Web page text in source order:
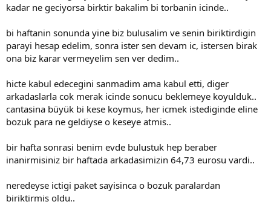
kadar ne geciyorsa birktir bakalim bi torbanin icinde..
bi haftanin sonunda yine biz bulusalim ve senin biriktirdigin
parayi hesap edelim, sonra ister sen devam ic, istersen birak
ona biz karar vermeyelim sen ver dedim..
hicte kabul edecegini sanmadim ama kabul etti, diger
arkadaslarla cok merak icinde sonucu beklemeye koyulduk..
cantasina büyük bi kese koymus, her icmek istediginde eline
bozuk para ne geldiyse o keseye atmis..
bir hafta sonrasi benim evde bulustuk hep beraber
inanirmisiniz bir haftada arkadasimizin 64,73 eurosu vardi..
neredeyse ictigi paket sayisinca o bozuk paralardan
biriktirmis oldu..